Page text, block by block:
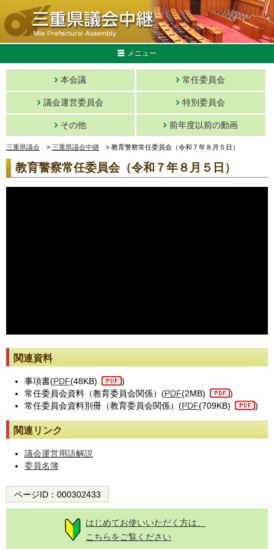
メニュー
本会議 常任委員会
議会運営委員会 特別委員会
その他 前年度以前の動画
三重県議会 > 三重県議会中継 > 教育警察常任委員会（令和７年８月５日）
教育警察常任委員会（令和７年８月５日）
関連資料
事項書(PDF(48KB)
)
常任委員会資料（教育委員会関係）(PDF(2MB)
)
常任委員会資料別冊（教育委員会関係）(PDF(709KB) )
関連リンク
議会運営用語解説
委員名簿
ページID： 000302433
はじめてお使いいただく方は、
こちらをご覧ください